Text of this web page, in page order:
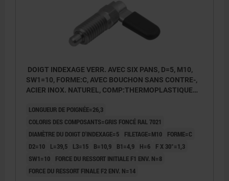
Forme D : avec capuchon de verrouillage
DOIGT INDEXAGE VERR. AVEC SIX PANS, D=5, M10,
SW1=10, FORME:C, AVEC BOUCHON SANS CONTRE-,
ACIER INOX. NATUREL, COMP:THERMOPLASTIQUE
LONGUEUR DE POIGNÉE=26,3
COLORIS DES COMPOSANTS=GRIS FONCÉ RAL 7021
DIAMÈTRE DU DOIGT D'INDEXAGE=5
FILETAGE=M10
FORME=C
D2=10
L=39,5 L3=15 B=10,9 B1=4,9 H=6
F X 30°=1,3
SW1=10
FORCE DU RESSORT INITIALE F1 ENV. N=8
FORCE DU RESSORT FINALE F2 ENV. N=14